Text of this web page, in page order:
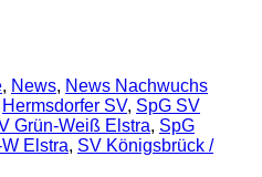
, News, News Nachwuchs
Hermsdorfer SV, SpG SV
Grün-Weiß Elstra, SpG
Elstra, SV Königsbrück /​